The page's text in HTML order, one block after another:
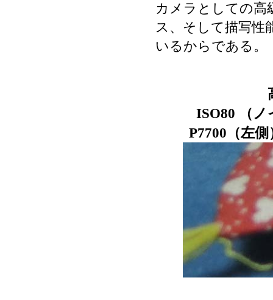
カメラとしての高
ス、そして描写性
いるからである。
ISO80 （
P7700（